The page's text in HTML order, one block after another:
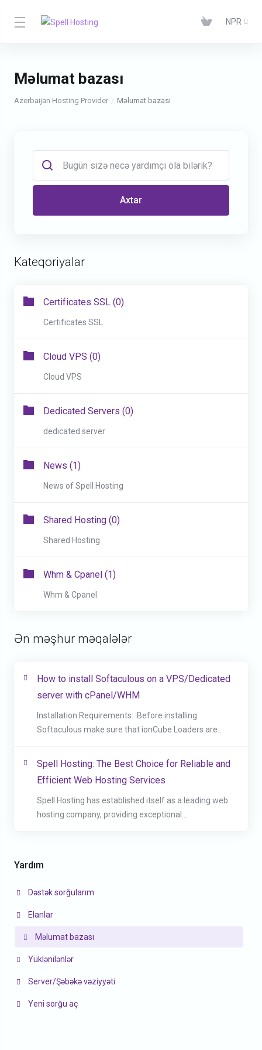
NPR
Məlumat bazası
Azerbaijan Hosting Provider Məlumat bazası
Yardım
Dəstək sorğularım
Elanlar
Məlumat bazası
Yüklənilənlər
Server/Şəbəkə vəziyyəti
Yeni sorğu aç
Axtar
Kateqoriyalar
Certificates SSL (0)
Certificates SSL
Cloud VPS (0)
Cloud VPS
Dedicated Servers (0)
dedicated server
News (1)
News of Spell Hosting
Shared Hosting (0)
Shared Hosting
Whm & Cpanel (1)
Whm & Cpanel
Ən məşhur məqalələr
How to install Softaculous on a VPS/Dedicated
server with cPanel/WHM
Installation Requirements: Before installing
Softaculous make sure that ionCube Loaders are...
Spell Hosting: The Best Choice for Reliable and
Efficient Web Hosting Services
Spell Hosting has established itself as a leading web
hosting company, providing exceptional...